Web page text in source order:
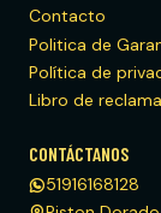
Contacto
Politica de
Política de
Libro de
CONTÁCTANOS
51916168128